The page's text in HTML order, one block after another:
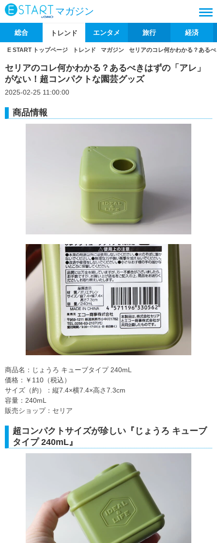
マガジン
総合 トレンド エンタメ 旅行 経済
E START トップページ トレンド マガジン セリアのコレ何かわかる？ある
セリアのコレ何かわかる？あるべきはずの「アレ」
がない！超コンパクトな園芸グッズ
2025-02-25 11:00:00
商品情報
商品名：じょうろ キューブタイプ 240mL
価格：￥110（税込）
サイズ（約）：縦7.4×横7.4×高さ7.3cm
容量：240mL
販売ショップ：セリア
超コンパクトサイズが珍しい『じょうろ キューブ
タイプ 240mL』